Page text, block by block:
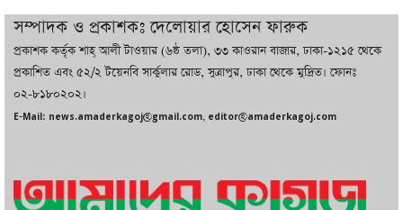
বাজারে কাঁচা মরিচে ‘আগুন’, ‘এত দাম তো
আগে দেখিনি’
সম্পাদক ও প্রকাশকঃ দেলোয়ার হোসেন ফারুক
প্রকাশক কর্তৃক শাহ্ আলী টাওয়ার (৬ষ্ঠ তলা), ৩৩ কাওরান বাজার, ঢাকা-১২১৫ থেকে
প্রকাশিত এবং ৫২/২ টয়েনবি সার্কুলার রোড, সুত্রাপুর, ঢাকা থেকে মুদ্রিত। ফোনঃ
০২-৮১৮০২০২।
E-Mail: news.amaderkagoj@gmail.com, editor@amaderkagoj.com